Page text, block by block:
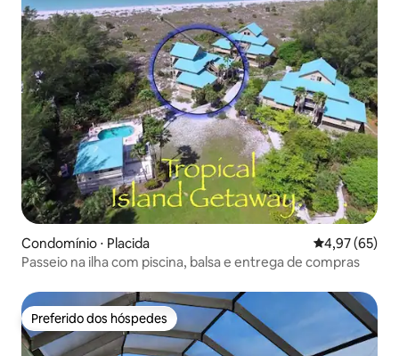
Condomínio ⋅ Placida 4,97 de uma
4,97 (65)
Passeio na ilha com piscina, balsa e entrega de compras
Preferido dos hóspedes
Preferido dos hóspedes